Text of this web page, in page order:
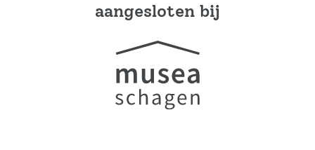
aangesloten bij